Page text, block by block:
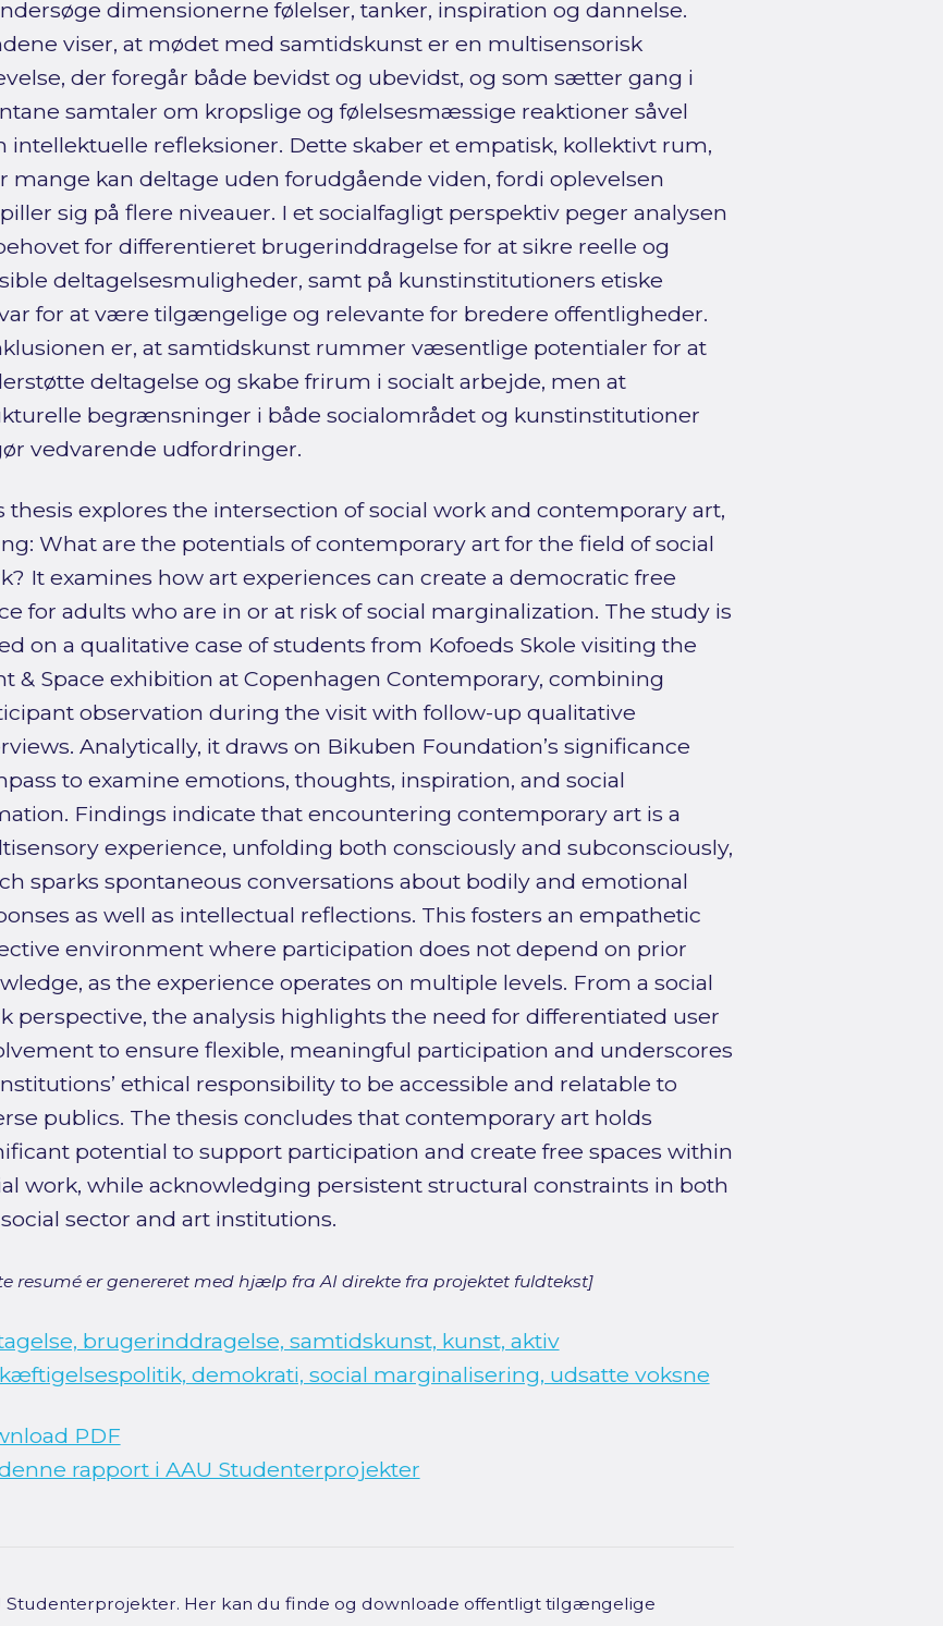
dimensionerne følelser, tanker, inspiration og dannelse.
viser, at mødet med samtidskunst er en multisensorisk
der foregår både bevidst og ubevidst, og som sætter gang i
samtaler om kropslige og følelsesmæssige reaktioner såvel
intellektuelle refleksioner. Dette skaber et empatisk, kollektivt rum,
mange kan deltage uden forudgående viden, fordi oplevelsen
sig på flere niveauer. I et socialfagligt perspektiv peger analysen
for differentieret brugerinddragelse for at sikre reelle og
deltagelsesmuligheder, samt på kunstinstitutioners etiske
for at være tilgængelige og relevante for bredere offentligheder.
er, at samtidskunst rummer væsentlige potentialer for at
deltagelse og skabe frirum i socialt arbejde, men at
begrænsninger i både socialområdet og kunstinstitutioner
vedvarende udfordringer.
thesis explores the intersection of social work and contemporary art,
What are the potentials of contemporary art for the field of social
It examines how art experiences can create a democratic free
for adults who are in or at risk of social marginalization. The study is
on a qualitative case of students from Kofoeds Skole visiting the
& Space exhibition at Copenhagen Contemporary, combining
observation during the visit with follow-up qualitative
Analytically, it draws on Bikuben Foundation’s significance
to examine emotions, thoughts, inspiration, and social
Findings indicate that encountering contemporary art is a
experience, unfolding both consciously and subconsciously,
sparks spontaneous conversations about bodily and emotional
as well as intellectual reflections. This fosters an empathetic
environment where participation does not depend on prior
as the experience operates on multiple levels. From a social
perspective, the analysis highlights the need for differentiated user
to ensure flexible, meaningful participation and underscores
ethical responsibility to be accessible and relatable to
publics. The thesis concludes that contemporary art holds
potential to support participation and create free spaces within
work, while acknowledging persistent structural constraints in both
sector and art institutions.
resumé er genereret med hjælp fra AI direkte fra projektet fuldtekst]
brugerinddragelse, samtidskunst, kunst, aktiv
demokrati, social marginalisering, udsatte voksne
PDF
rapport i AAU Studenterprojekter
Studenterprojekter. Her kan du finde og downloade offentligt tilgængelige